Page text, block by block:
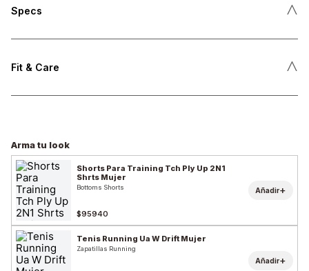
Specs ˄
Fit & Care ˄
Arma tu look
Shorts Para Training Tch Ply Up 2N1
Shrts Mujer
Bottoms Shorts
$95940
Añadir+
Tenis Running Ua W Drift Mujer
Zapatillas Running
Añadir+